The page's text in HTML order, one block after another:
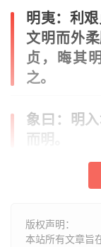
明夷：利
文明而外
贞，晦其
之。
象曰：明
而明。
初九：明
行，义不食
版权声明：
本站所有文章旨